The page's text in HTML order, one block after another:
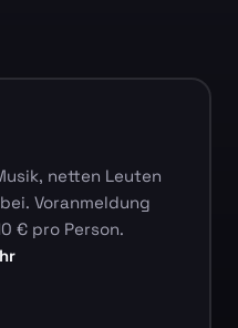
netten Leuten
Voranmeldung
€ pro Person.